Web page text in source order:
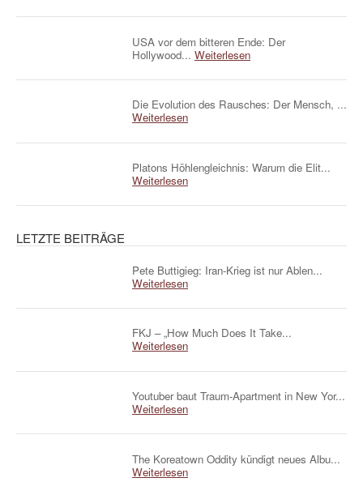
USA vor dem bitteren Ende: Der
Hollywood... Weiterlesen
Die Evolution des Rausches: Der Mensch, ...
Weiterlesen
Platons Höhlengleichnis: Warum die Elit...
Weiterlesen
LETZTE BEITRÄGE
Pete Buttigieg: Iran-Krieg ist nur Ablen...
Weiterlesen
FKJ – „How Much Does It Take...
Weiterlesen
Youtuber baut Traum-Apartment in New Yor...
Weiterlesen
The Koreatown Oddity kündigt neues Albu...
Weiterlesen